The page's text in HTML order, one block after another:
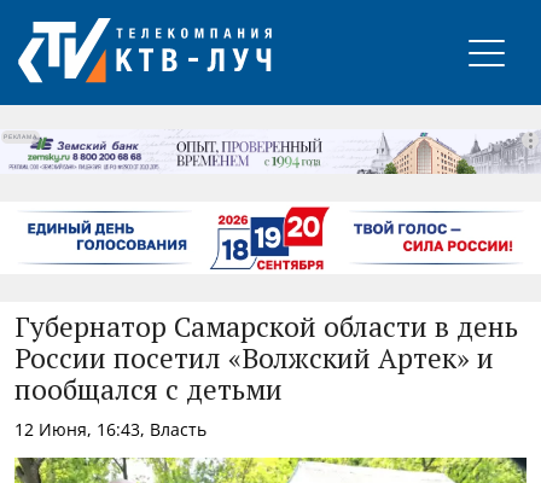
РЕКЛАМА
Губернатор Самарской области в день
России посетил «Волжский Артек» и
пообщался с детьми
12 Июня, 16:43, Власть